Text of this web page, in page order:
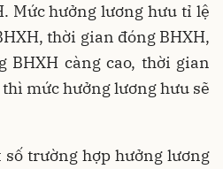
Mức hưởng lương hưu tỉ lệ
thời gian đóng BHXH,
BHXH càng cao, thời gian
mức hưởng lương hưu sẽ
trường hợp hưởng lương